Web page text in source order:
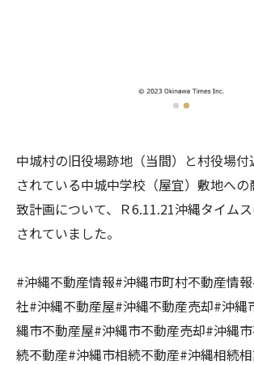
中城村の旧役場跡地（当間）と村役場
されている中城中学校（屋宜）敷地へ
致計画について、Ｒ6.11.21沖縄タイム
されていました。
#沖縄不動産情報#沖縄市町村不動産情
社#沖縄不動産屋#沖縄不動産売却#沖縄
縄市不動産屋#沖縄市不動産売却#沖縄
続不動産#沖縄市相続不動産#沖縄相続